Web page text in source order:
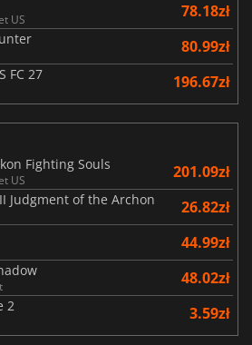
US 78.18zł
80.99zł
FC 27 196.67zł
Fighting Souls
US 201.09zł
Judgment of the Archon 26.82zł
44.99zł
48.02zł
2 3.59zł